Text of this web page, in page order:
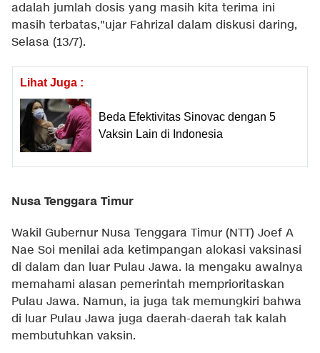
adalah jumlah dosis yang masih kita terima ini
masih terbatas,"ujar Fahrizal dalam diskusi daring,
Selasa (13/7).
Lihat Juga :
Beda Efektivitas Sinovac dengan 5
Vaksin Lain di Indonesia
Nusa Tenggara Timur
Wakil Gubernur Nusa Tenggara Timur (NTT) Joef A
Nae Soi menilai ada ketimpangan alokasi vaksinasi
di dalam dan luar Pulau Jawa. Ia mengaku awalnya
memahami alasan pemerintah memprioritaskan
Pulau Jawa. Namun, ia juga tak memungkiri bahwa
di luar Pulau Jawa juga daerah-daerah tak kalah
membutuhkan vaksin.